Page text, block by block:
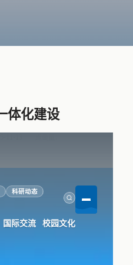
体化建设
科研动态
国际交流 校园文化